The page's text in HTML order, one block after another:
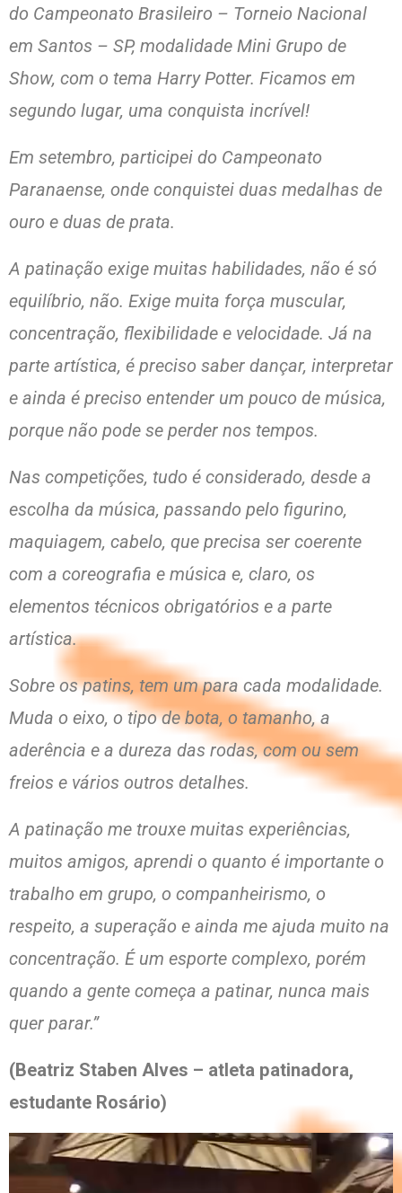
do Campeonato Brasileiro – Torneio Nacional
em Santos – SP, modalidade Mini Grupo de
Show, com o tema Harry Potter. Ficamos em
segundo lugar, uma conquista incrível!
Em setembro, participei do Campeonato
Paranaense, onde conquistei duas medalhas de
ouro e duas de prata.
A patinação exige muitas habilidades, não é só
equilíbrio, não. Exige muita força muscular,
concentração, flexibilidade e velocidade. Já na
parte artística, é preciso saber dançar, interpretar
e ainda é preciso entender um pouco de música,
porque não pode se perder nos tempos.
Nas competições, tudo é considerado, desde a
escolha da música, passando pelo figurino,
maquiagem, cabelo, que precisa ser coerente
com a coreografia e música e, claro, os
elementos técnicos obrigatórios e a parte
artística.
Sobre os patins, tem um para cada modalidade.
Muda o eixo, o tipo de bota, o tamanho, a
aderência e a dureza das rodas, com ou sem
freios e vários outros detalhes.
A patinação me trouxe muitas experiências,
muitos amigos, aprendi o quanto é importante o
trabalho em grupo, o companheirismo, o
respeito, a superação e ainda me ajuda muito na
concentração. É um esporte complexo, porém
quando a gente começa a patinar, nunca mais
quer parar.”
(Beatriz Staben Alves – atleta patinadora,
estudante Rosário)
Tocador
de
vídeo